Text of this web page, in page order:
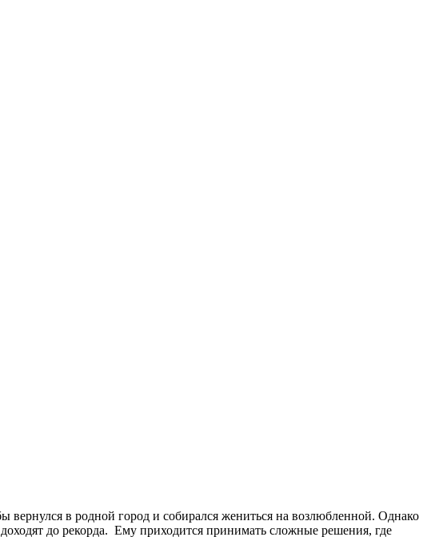
в родной город и собирался жениться на возлюбленной. Однако
до рекорда. Ему приходится принимать сложные решения, где